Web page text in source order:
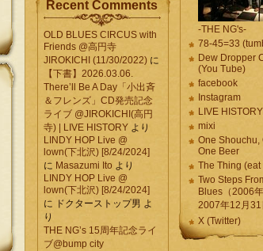
Recent Comments
OLD BLUES CIRCUS with
Friends @高円寺
JIROKICHI (11/30/2022) に
【下書】2026.03.06.
There’ll Be A Day「小出斉
＆フレンズ」CD発売記念
ライブ @JIROKICHI(高円
寺) | LIVE HISTORY より
LINDY HOP Live @
lown(下北沢) [8/24/2024]
に Masazumi Ito より
LINDY HOP Live @
lown(下北沢) [8/24/2024]
に ドクターストップ男 よ
り
THE NG’s 15周年記念ライ
ブ@bump city
-THE NG's-
78-45=33
Dew Dropper
(You Tube)
facebook
Instagram
LIVE HISTORY
mixi
One Shouchu,
One Beer
The Thing
Two Steps
Blues（2006
2007年12月31
X (Twitter)